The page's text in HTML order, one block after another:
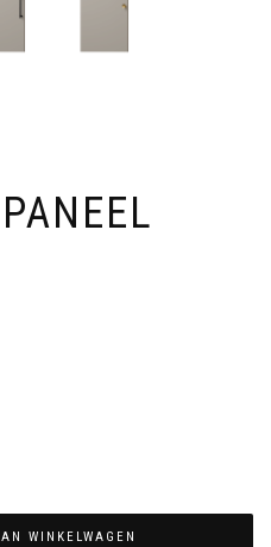
WINKELWAGEN